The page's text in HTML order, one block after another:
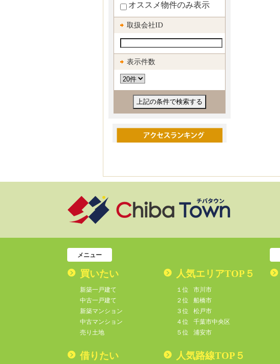
オススメ物件のみ表示
取扱会社ID
表示件数
メニュー
買いたい
新築一戸建て
中古一戸建て
新築マンション
中古マンション
売り土地
人気エリアTOP５
１位
市川市
２位
船橋市
３位
松戸市
４位
千葉市中央区
５位
浦安市
借りたい 人気路線TOP５